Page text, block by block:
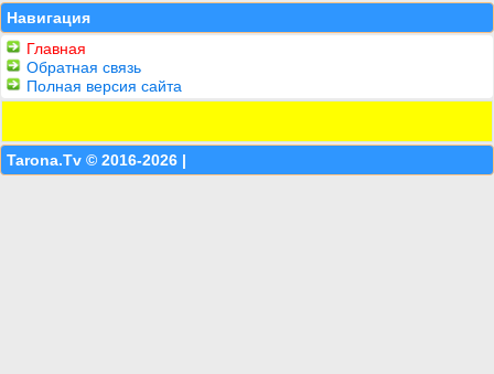
Навигация
Главная
Обратная связь
Полная версия сайта
Tarona.Tv © 2016-2026 |